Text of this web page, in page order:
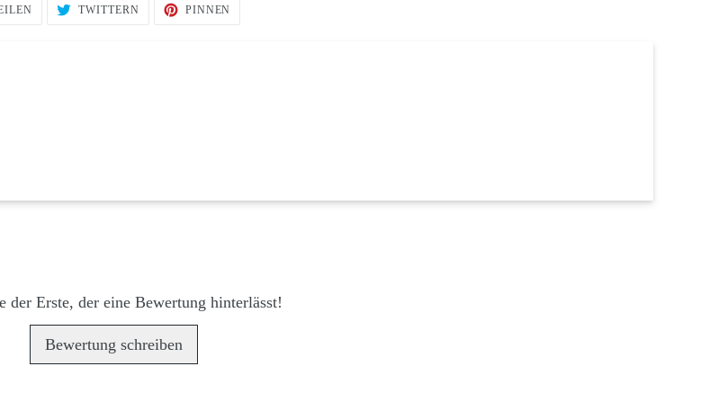
FACEBOOK
TWITTERNAUF
TWITTER
PINNEN
der Erste, der eine Bewertung hinterlässt!
Bewertung schreiben